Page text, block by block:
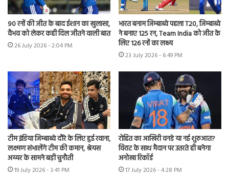
90 रनों की जीत के बाद ईशान का खुलासा,
वैभव को लेकर कही दिल जीतने वाली बात
26 July 2026 - 2:04 PM
भारत बनाम जिम्बाब्वे पहला T20, जिम्बाब्वे
ने बनाए 125 रन, Team India को जीत के
लिए 126 रनों का लक्ष्य
23 July 2026 - 6:49 PM
टीम इंडिया जिम्बाब्वे दौरे के लिए हुई रवाना,
लक्ष्मण संभालेंगे टीम की कमान, श्रेयस
अय्यर के सामने बड़ी चुनौती
19 July 2026 - 3:41 PM
रोहित का आखिरी वनडे या नई शुरुआत?
विराट के साथ मैदान पर उतरते ही बनेगा
अनोखा रिकॉर्ड
17 July 2026 - 4:28 PM